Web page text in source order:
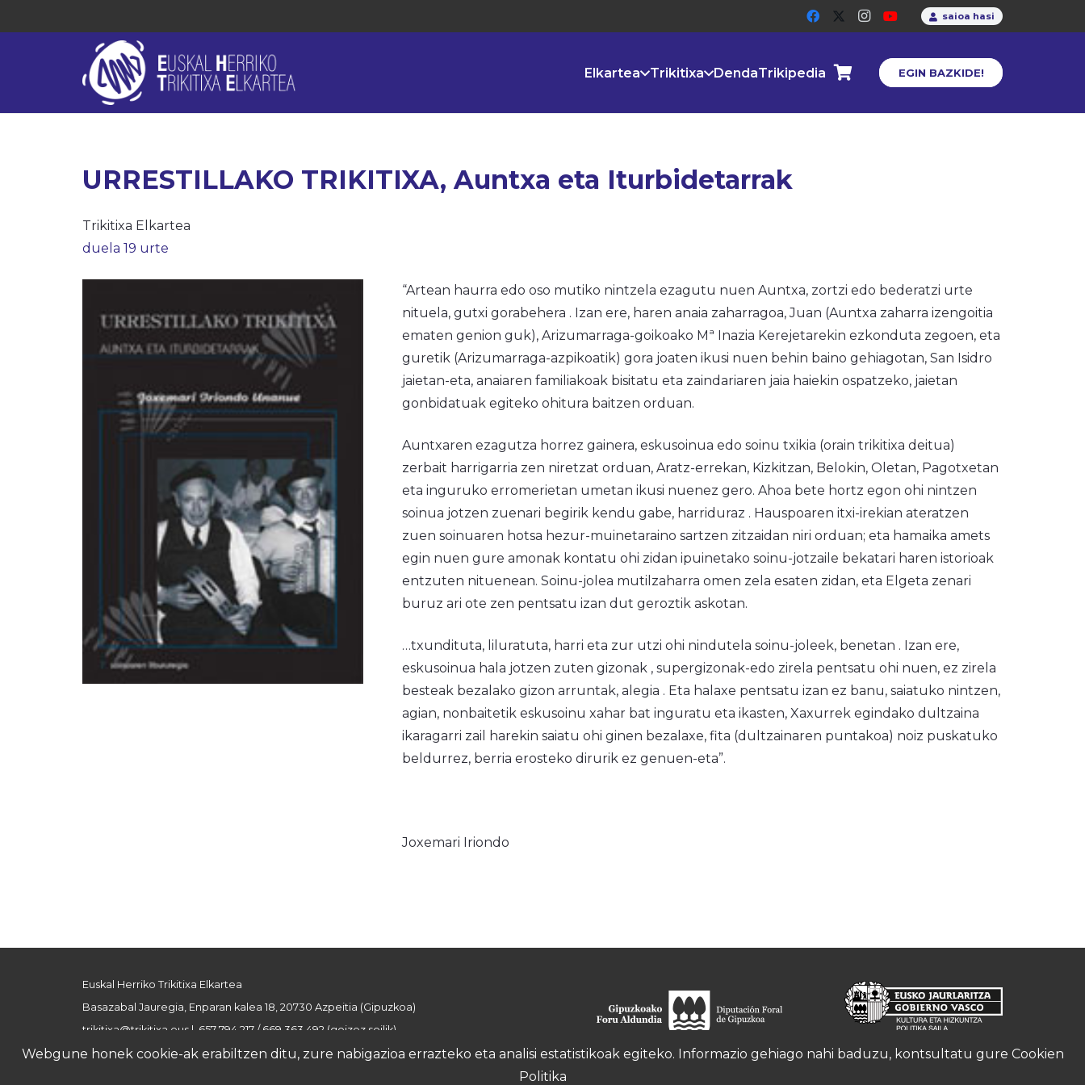
saioa hasi
Elkartea Trikitixa DendaTrikipedia EGIN BAZKIDE!
URRESTILLAKO TRIKITIXA, Auntxa eta Iturbidetarrak
Trikitixa Elkartea
duela 19 urte
“Artean haurra edo oso mutiko nintzela ezagutu nuen Auntxa, zortzi edo bederatzi urte
nituela, gutxi gorabehera . Izan ere, haren anaia zaharragoa, Juan (Auntxa zaharra izengoitia
ematen genion guk), Arizumarraga-goikoako Mª Inazia Kerejetarekin ezkonduta zegoen, eta
guretik (Arizumarraga-azpikoatik) gora joaten ikusi nuen behin baino gehiagotan, San Isidro
jaietan-eta, anaiaren familiakoak bisitatu eta zaindariaren jaia haiekin ospatzeko, jaietan
gonbidatuak egiteko ohitura baitzen orduan.
Auntxaren ezagutza horrez gainera, eskusoinua edo soinu txikia (orain trikitixa deitua)
zerbait harrigarria zen niretzat orduan, Aratz-errekan, Kizkitzan, Belokin, Oletan, Pagotxetan
eta inguruko erromerietan umetan ikusi nuenez gero. Ahoa bete hortz egon ohi nintzen
soinua jotzen zuenari begirik kendu gabe, harriduraz . Hauspoaren itxi-irekian ateratzen
zuen soinuaren hotsa hezur-muinetaraino sartzen zitzaidan niri orduan; eta hamaika amets
egin nuen gure amonak kontatu ohi zidan ipuinetako soinu-jotzaile bekatari haren istorioak
entzuten nituenean. Soinu-jolea mutilzaharra omen zela esaten zidan, eta Elgeta zenari
buruz ari ote zen pentsatu izan dut geroztik askotan.
…txundituta, liluratuta, harri eta zur utzi ohi nindutela soinu-joleek, benetan . Izan ere,
eskusoinua hala jotzen zuten gizonak , supergizonak-edo zirela pentsatu ohi nuen, ez zirela
besteak bezalako gizon arruntak, alegia . Eta halaxe pentsatu izan ez banu, saiatuko nintzen,
agian, nonbaitetik eskusoinu xahar bat inguratu eta ikasten, Xaxurrek egindako dultzaina
ikaragarri zail harekin saiatu ohi ginen bezalaxe, fita (dultzainaren puntakoa) noiz puskatuko
beldurrez, berria erosteko dirurik ez genuen-eta”.
Joxemari Iriondo
Euskal Herriko Trikitixa Elkartea
Basazabal Jauregia, Enparan kalea 18, 20730 Azpeitia (Gipuzkoa)
trikitixa@trikitixa.eus | 657 794 217 / 669 363 492 (goizez soilik)
Webgune honek cookie-ak erabiltzen ditu, zure nabigazioa errazteko eta analisi estatistikoak egiteko. Informazio gehiago nahi baduzu, kontsultatu gure Cookien
Politika